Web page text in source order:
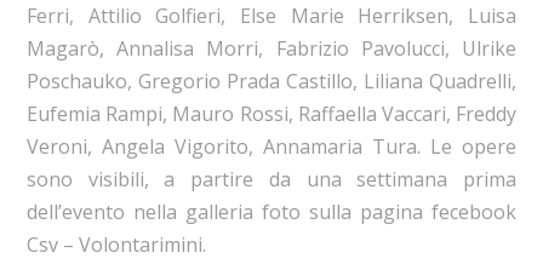
Ferri, Attilio Golfieri, Else Marie Herriksen, Luisa
Magarò, Annalisa Morri, Fabrizio Pavolucci, Ulrike
Poschauko, Gregorio Prada Castillo, Liliana Quadrelli,
Eufemia Rampi, Mauro Rossi, Raffaella Vaccari, Freddy
Veroni, Angela Vigorito, Annamaria Tura. Le opere
sono visibili, a partire da una settimana prima
dell’evento nella galleria foto sulla pagina fecebook
Csv – Volontarimini.